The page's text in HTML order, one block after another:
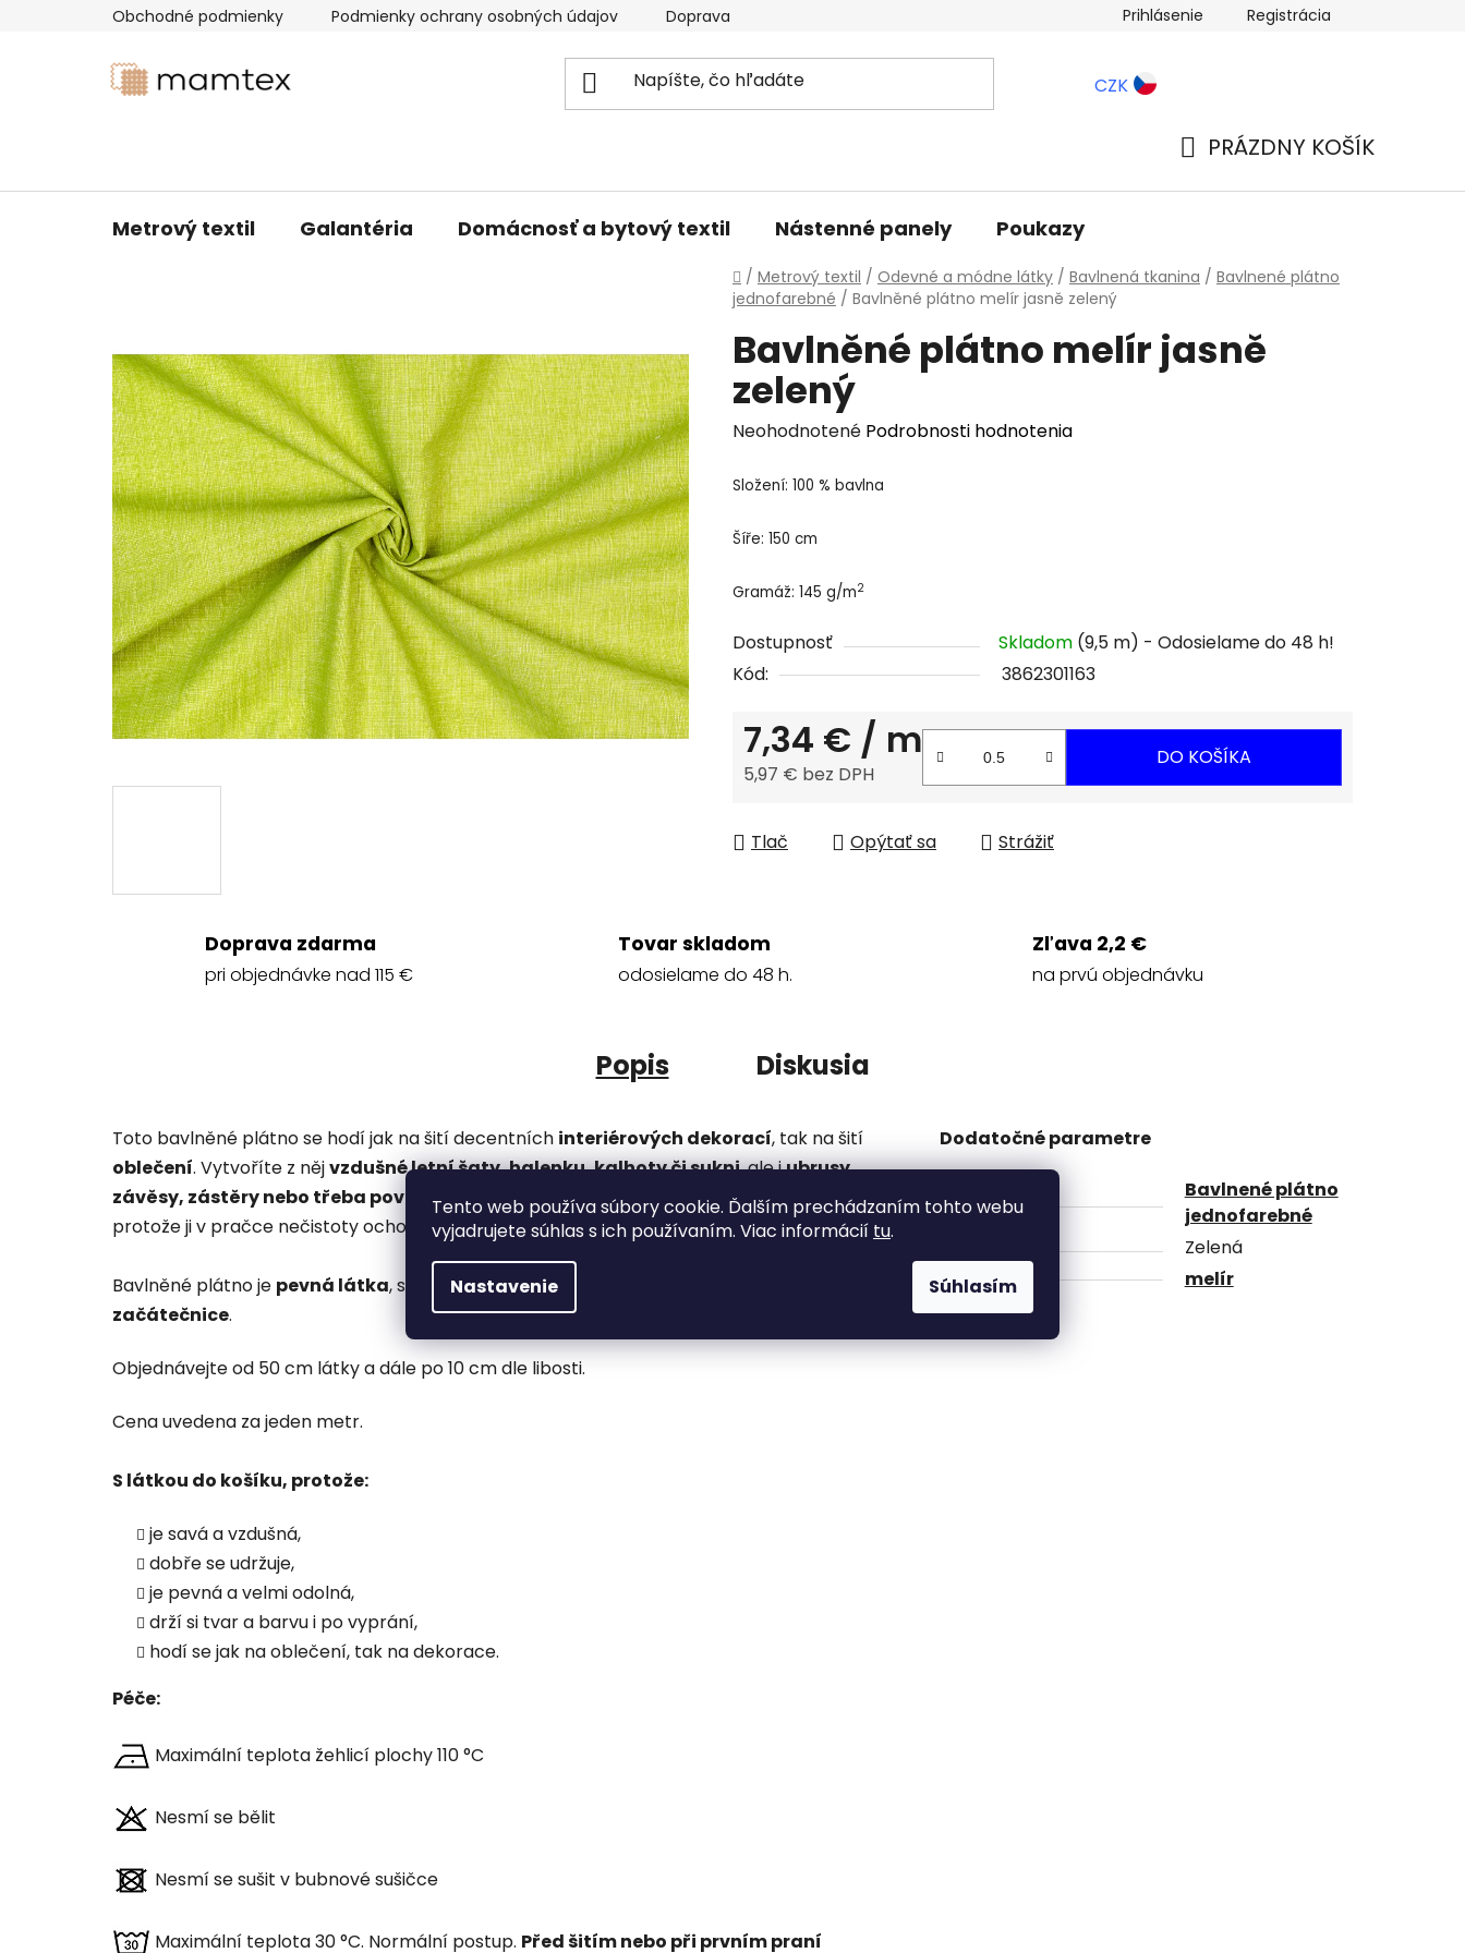
Tento web používa súbory cookie. Ďalším prechádzaním tohto webu
vyjadrujete súhlas s ich používaním. Viac informácií tu.
Nastavenie Súhlasím
Obchodné podmienky Podmienky ochrany osobných údajov Doprava a platba Blog
Prihlásenie Registrácia
CZK
PRÁZDNY KOŠÍK
Metrový textil Galantéria Domácnosť a bytový textil Nástenné panely Poukazy
Domov
/ Metrový textil / Odevné a módne látky / Bavlnená tkanina / Bavlnené plátno
jednofarebné / Bavlněné plátno melír jasně zelený
Bavlněné plátno melír jasně
zelený
Priemerné
produktu
0,0
hviezdičiek.
Neohodnotené Podrobnosti hodnotenia
Složení: 100 % bavlna
Šíře: 150 cm
Gramáž: 145 g/m2
Dostupnosť Skladom (9,5 m)
Kód:
3862301163
7,34 € / m
5,97 € bez DPH
DO KOŠÍKA
Tlač Opýtať sa Strážiť
Doprava zdarma
pri objednávke nad 115 €
Tovar skladom
odosielame do 48 h.
Zľava 2,2 €
na prvú objednávku
Popis Diskusia
Toto bavlněné plátno se hodí jak na šití decentních interiérových dekorací, tak na šití
oblečení. Vytvoříte z nějvzdušné letní šaty, halenku, kalhoty či sukni, ale iubrusy,
závěsy, zástěry nebo třeba povlaky na polštáře. Pokud látku ušpiníte, svět se nezboří,
protože ji v pračce nečistoty ochotně opouštějí. Barvy však praní odolávají.
Bavlněné plátno je pevná látka, se kterou se snadno pracuje, proto ji ocení i
začátečnice.
Objednávejte od 50 cm látky a dále po 10 cm dle libosti.
Cena uvedena za jeden metr.
S látkou do košíku, protože:
je savá a vzdušná,
dobře se udržuje,
je pevná a velmi odolná,
drží si tvar a barvu i po vyprání,
hodí se jak na oblečení, tak na dekorace.
Péče:
Maximální teplota žehlicí plochy 110 °C
Nesmí se bělit
Nesmí se sušit v bubnové sušičce
Maximální teplota 30 °C. Normální postup. Před šitím nebo při prvním praní
Dodatočné parametre
Kategória
Bavlnené plátno
jednofarebné
Zelená
Vzor
melír